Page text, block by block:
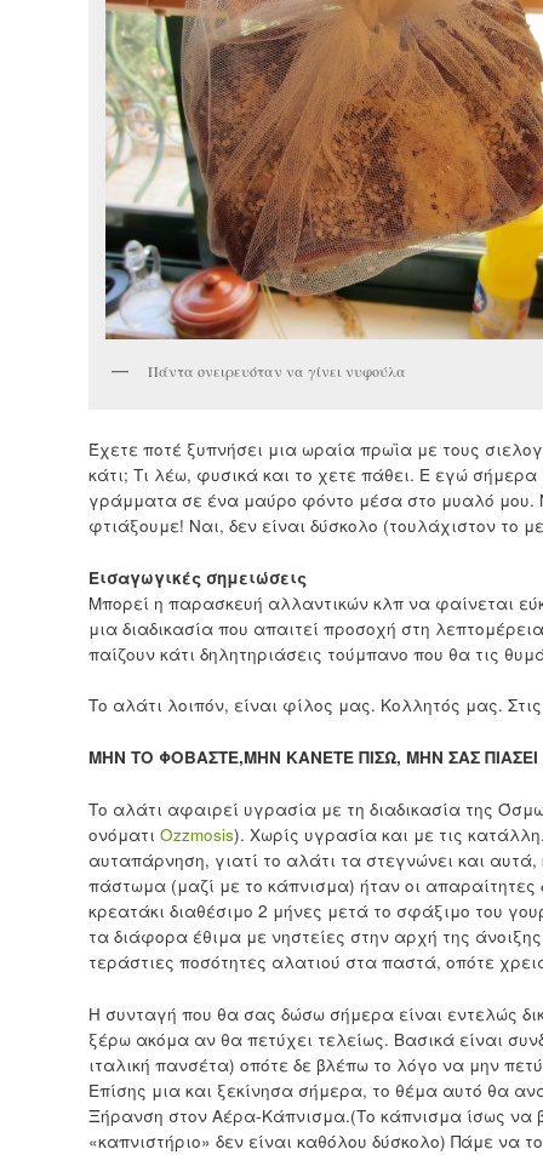
Πάντα ονειρευόταν να γίνει νυφούλα
Έχετε ποτέ ξυπνήσει μια ωραία πρωϊα με τους
κάτι; Τι λέω, φυσικά και το χετε πάθει. Ε εγώ
γράμματα σε ένα μαύρο φόντο μέσα στο μυαλό μου.
φτιάξουμε! Ναι, δεν είναι δύσκολο (τουλάχιστον το
Εισαγωγικές σημειώσεις
Μπορεί η παρασκευή αλλαντικών κλπ να φαίνεται
μια διαδικασία που απαιτεί προσοχή στη
παίζουν κάτι δηλητηριάσεις τούμπανο που θα τις
Το αλάτι λοιπόν, είναι φίλος μας. Κολλητός μας.
ΜΗΝ ΤΟ ΦΟΒΑΣΤΕ,ΜΗΝ ΚΑΝΕΤΕ ΠΙΣΩ, ΜΗΝ ΣΑΣ
Το αλάτι αφαιρεί υγρασία με τη διαδικασία της
ονόματι Ozzmosis). Χωρίς υγρασία και με τις
αυταπάρνηση, γιατί το αλάτι τα στεγνώνει και
πάστωμα (μαζί με το κάπνισμα) ήταν οι απαραίτητες
κρεατάκι διαθέσιμο 2 μήνες μετά το σφάξιμο του
τα διάφορα έθιμα με νηστείες στην αρχή της
τεράστιες ποσότητες αλατιού στα παστά, οπότε
Η συνταγή που θα σας δώσω σήμερα είναι εντελώς
ξέρω ακόμα αν θα πετύχει τελείως. Βασικά είναι
ιταλική πανσέτα) οπότε δε βλέπω το λόγο να μην
Επίσης μια και ξεκίνησα σήμερα, το θέμα αυτό θα
Ξήρανση στον Αέρα-Κάπνισμα.(Το κάπνισμα ίσως να
«καπνιστήριο» δεν είναι καθόλου δύσκολο) Πάμε να